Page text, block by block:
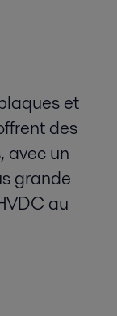
et
des
avec un
grande
au